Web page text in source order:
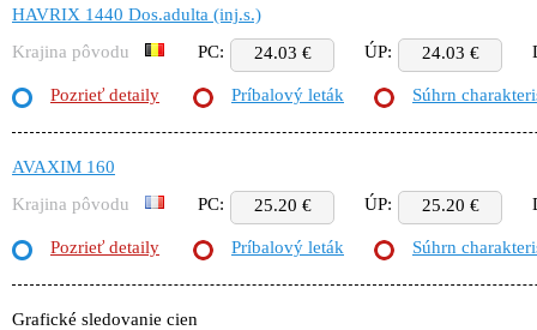
HAVRIX 1440 Dos.adulta (inj.s.)
Krajina pôvodu
PC: 24.03 € ÚP: 24.03 €
Pozrieť detaily Príbalový leták Súhrn
AVAXIM 160
Krajina pôvodu
PC: 25.20 € ÚP: 25.20 €
Pozrieť detaily Príbalový leták Súhrn
Grafické sledovanie cien